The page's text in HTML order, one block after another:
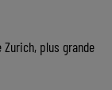
Zurich, plus grande